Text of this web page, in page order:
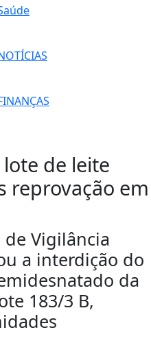
de leite
reprovação em
Vigilância
a interdição do
da
183/3 B,